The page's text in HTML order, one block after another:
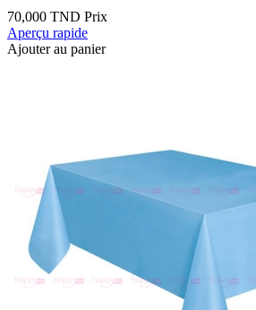
70,000 TND Prix
Aperçu rapide
Ajouter au panier